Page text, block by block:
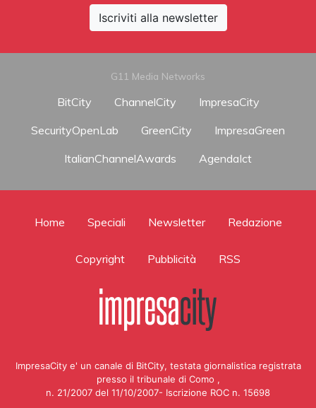
Iscriviti alla newsletter
G11 Media Networks
BitCity ChannelCity
ImpresaCity
SecurityOpenLab
GreenCity
ImpresaGreen
ItalianChannelAwards
AgendaIct
Home Speciali Newsletter Redazione
Copyright Pubblicità RSS
ImpresaCity e' un canale di BitCity, testata giornalistica registrata
presso il tribunale di Como ,
n. 21/2007 del 11/10/2007- Iscrizione ROC n. 15698